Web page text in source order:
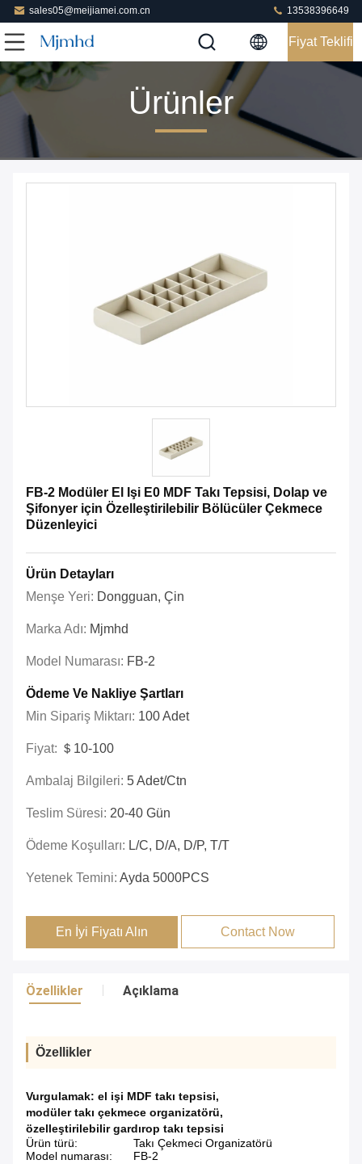
sales05@meijiamei.com.cn 13538396649
Fiyat Teklifi
Ürünler
FB-2 Modüler El Işi E0 MDF Takı Tepsisi, Dolap ve
Şifonyer için Özelleştirilebilir Bölücüler Çekmece
Düzenleyici
Ürün Detayları
Menşe Yeri: Dongguan, Çin
Marka Adı: Mjmhd
Model Numarası: FB-2
Ödeme Ve Nakliye Şartları
Min Sipariş Miktarı: 100 Adet
Fiyat: ＄10-100
Ambalaj Bilgileri: 5 Adet/ctn
Teslim Süresi: 20-40 Gün
Ödeme Koşulları: L/C, D/A, D/P, T/T
Yetenek Temini: Ayda 5000PCS
En İyi Fiyatı Alın Contact Now
Özellikler Açıklama
Özellikler
Vurgulamak: el işi MDF takı tepsisi,
modüler takı çekmece organizatörü,
özelleştirilebilir gardırop takı tepsisi
Ürün türü:
Takı Çekmeci Organizatörü
Model numarası:
FB-2